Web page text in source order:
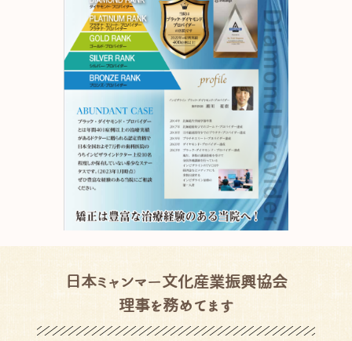
日本ミャンマー文化産業振興協会
理事を務めてます